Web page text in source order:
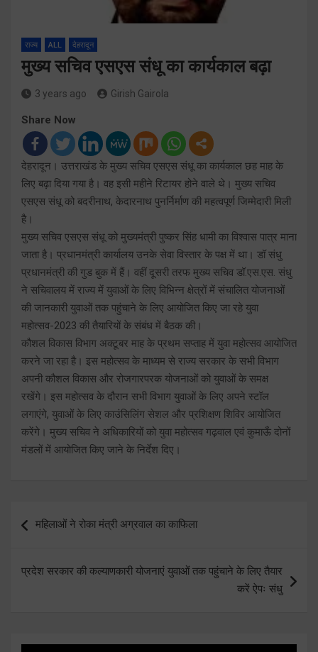
राज्य ALL देहरादून
मुख्य सचिव एसएस संधू का कार्यकाल बढ़ा
3 years ago Girish Gairola
Share Now
देहरादून। उत्तराखंड के मुख्य सचिव एसएस संधू का कार्यकाल छह माह के
लिए बढ़ा दिया गया है। वह इसी महीने रिटायर होने वाले थे। मुख्य सचिव
एसएस संधू को बदरीनाथ, केदारनाथ पुनर्निर्माण की महत्वपूर्ण जिम्मेदारी मिली
है।
मुख्य सचिव एसएस संधू को मुख्यमंत्री पुष्कर सिंह धामी का विश्वास पात्र माना
जाता है। प्रधानमंत्री कार्यालय उनके सेवा विस्तार के पक्ष में था। डॉ संधु
प्रधानमंत्री की गुड बुक में हैं। वहीं दूसरी तरफ मुख्य सचिव डॉ.एस.एस. संधु
ने सचिवालय में राज्य में युवाओं के लिए विभिन्न क्षेत्रों में संचालित योजनाओं
की जानकारी युवाओं तक पहुंचाने के लिए आयोजित किए जा रहे युवा
महोत्सव-2023 की तैयारियों के संबंध में बैठक की।
कौशल विकास विभाग अक्टूबर माह के प्रथम सप्ताह में युवा महोत्सव आयोजित
करने जा रहा है। इस महोत्सव के माध्यम से राज्य सरकार के सभी विभाग
अपनी कौशल विकास और रोजगारपरक योजनाओं को युवाओं के समक्ष
रखेंगे। इस महोत्सव के दौरान सभी विभाग युवाओं के लिए अपने स्टॉल
लगाएंगे, युवाओं के लिए काउंसिलिंग सेशल और प्रशिक्षण शिविर आयोजित
करेंगे। मुख्य सचिव ने अधिकारियों को युवा महोत्सव गढ़वाल एवं कुमाऊँ दोनों
मंडलों में आयोजित किए जाने के निर्देश दिए।
navigation
महिलाओं ने रोका मंत्री अग्रवाल का काफिला
प्रदेश सरकार की कल्याणकारी योजनाएं युवाओं तक पहुंचाने के लिए तैयार
करें ऐपः संधु